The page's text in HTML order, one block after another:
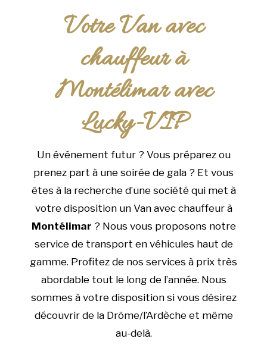
Votre Van avec
chauffeur à
Montélimar avec
Lucky-VIP
Un événement futur ? Vous préparez ou
prenez part à une soirée de gala ? Et vous
êtes à la recherche d’une société qui met à
votre disposition un Van avec chauffeur à
Montélimar ? Nous vous proposons notre
service de transport en véhicules haut de
gamme. Profitez de nos services à prix très
abordable tout le long de l’année. Nous
sommes à votre disposition si vous désirez
découvrir de la Drôme/l’Ardèche et même
au-delà.